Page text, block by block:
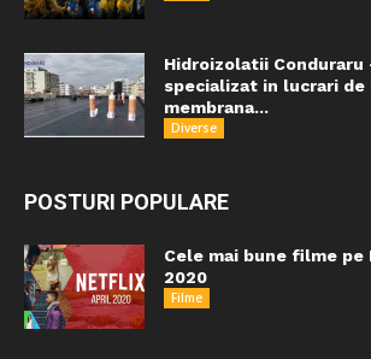
Hidroizolatii Conduraru
specializat in lucrari
membrana...
Diverse
POSTURI POPULARE
Cele mai bune filme
2020
Filme